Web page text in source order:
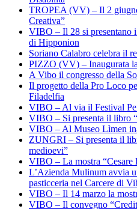
TROPEA (VV) – Il 2
Creativa”
VIBO – Il 28 si presentano
di Hipponion
Soriano Calabro celebra il
PIZZO (VV) – Inaugurata la
A Vibo il congresso della
Il progetto della Pro Loco
Filadelfia
VIBO – Al via il Festival
VIBO – Si presenta il libro
VIBO – Al Museo Lìmen
ZUNGRI – Si presenta il
medioevi”
VIBO – La mostra “Cesare
L’Azienda Mulinum avvia
pasticceria nel Carcere di
VIBO – Il 14 marzo la
VIBO – Il convegno